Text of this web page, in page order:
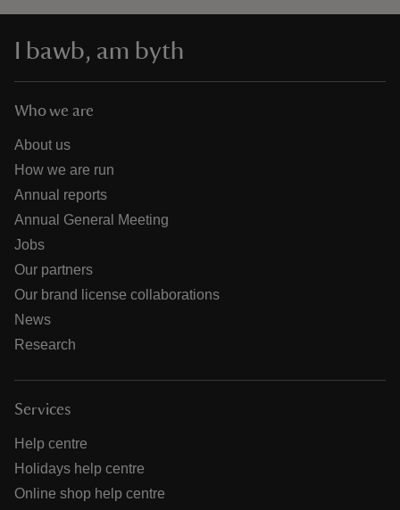
I bawb, am byth
Who we are
About us
How we are run
Annual reports
Annual General Meeting
Jobs
Our partners
Our brand license collaborations
News
Research
Services
Help centre
Holidays help centre
Online shop help centre